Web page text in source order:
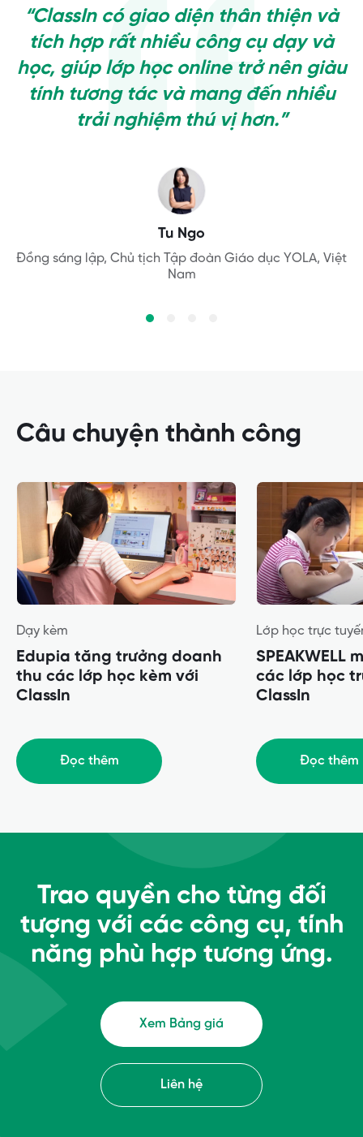
“ClassIn có giao diện thân thiện và
tích hợp rất nhiều công cụ dạy và
học, giúp lớp học online trở nên giàu
tính tương tác và mang đến nhiều
trải nghiệm thú vị hơn.”
Tu Ngo
Đồng sáng lập, Chủ tịch Tập đoàn Giáo dục YOLA, Việt
Nam
Aleksandra
Người sáng lập Owl Kids Academy, Ba Lan
Aaron Lennon
Dr. Wang
Giáo sư trợ lý, ngành tài chính, Trường Đại học Bắc
Kinh
Câu chuyện thành công
Dạy kèm
Edupia tăng trưởng doanh
thu các lớp học kèm với
ClassIn
Đọc thêm
Lớp học trực
SPEAKWELL
các lớp học
ClassIn
Đọc thêm
Trao quyền cho từng đối
tượng với các công cụ, tính
năng phù hợp tương ứng.
Xem Bảng giá
Liên hệ